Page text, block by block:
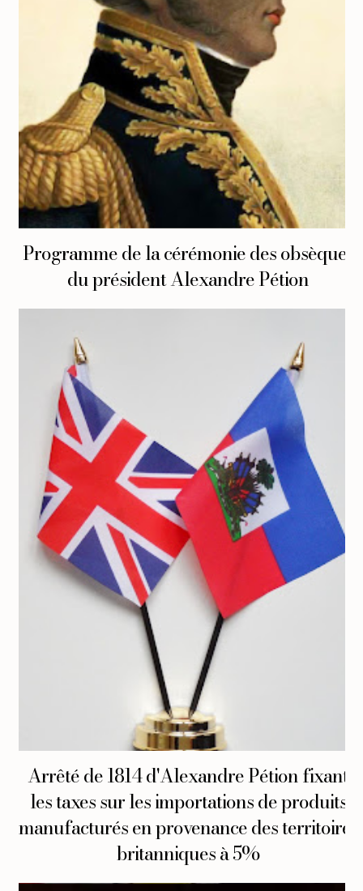
Programme de la cérémonie des obsèques
du président Alexandre Pétion
Arrêté de 1814 d'Alexandre Pétion fixant
les taxes sur les importations de produits
manufacturés en provenance des territoires
britanniques à 5%